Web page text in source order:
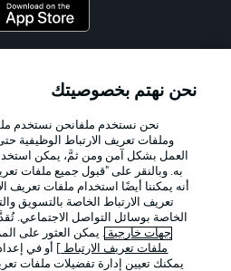
الإعلانات
نحن نهتم بخصوصيتك
نحن نستخدم ملفانحن نستخدم
وملفات تعريف الارتباط الوظيفية
العمل بشكل آمن ومن ثمَّ، يمكن
به. وبالنقر على "قبول جميع ملفات
أنه يمكننا أيضًا استخدام ملفات تعريف
تعريف الارتباط الخاصة بالتسويق
الخاصة بوسائل التواصل الاجتماعي.
جهات خارجية . يمكن العثور على
ملفات تعريف الارتباط
] أو في
يمكنك تعيين إدارة تفضيلات ملفات